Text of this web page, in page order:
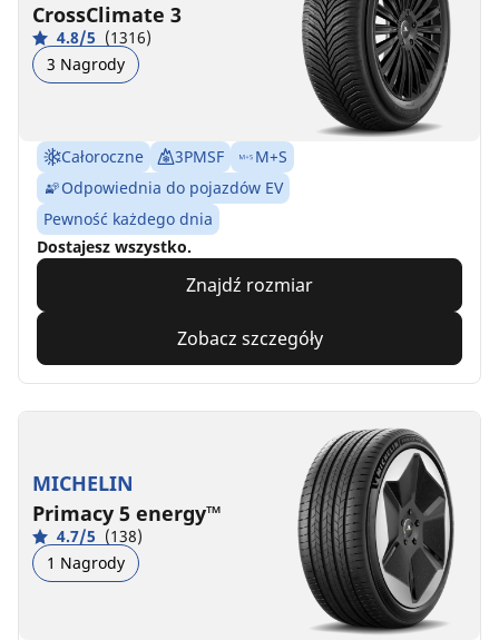
CrossClimate 3
4.8/5 (1316)
3 Nagrody
Całoroczne 3PMSF
M+S
Odpowiednia do pojazdów EV
Pewność każdego dnia
Dostajesz wszystko.
Znajdź rozmiar
Zobacz szczegóły
MICHELIN
Primacy 5 energy™
4.7/5 (138)
1 Nagrody